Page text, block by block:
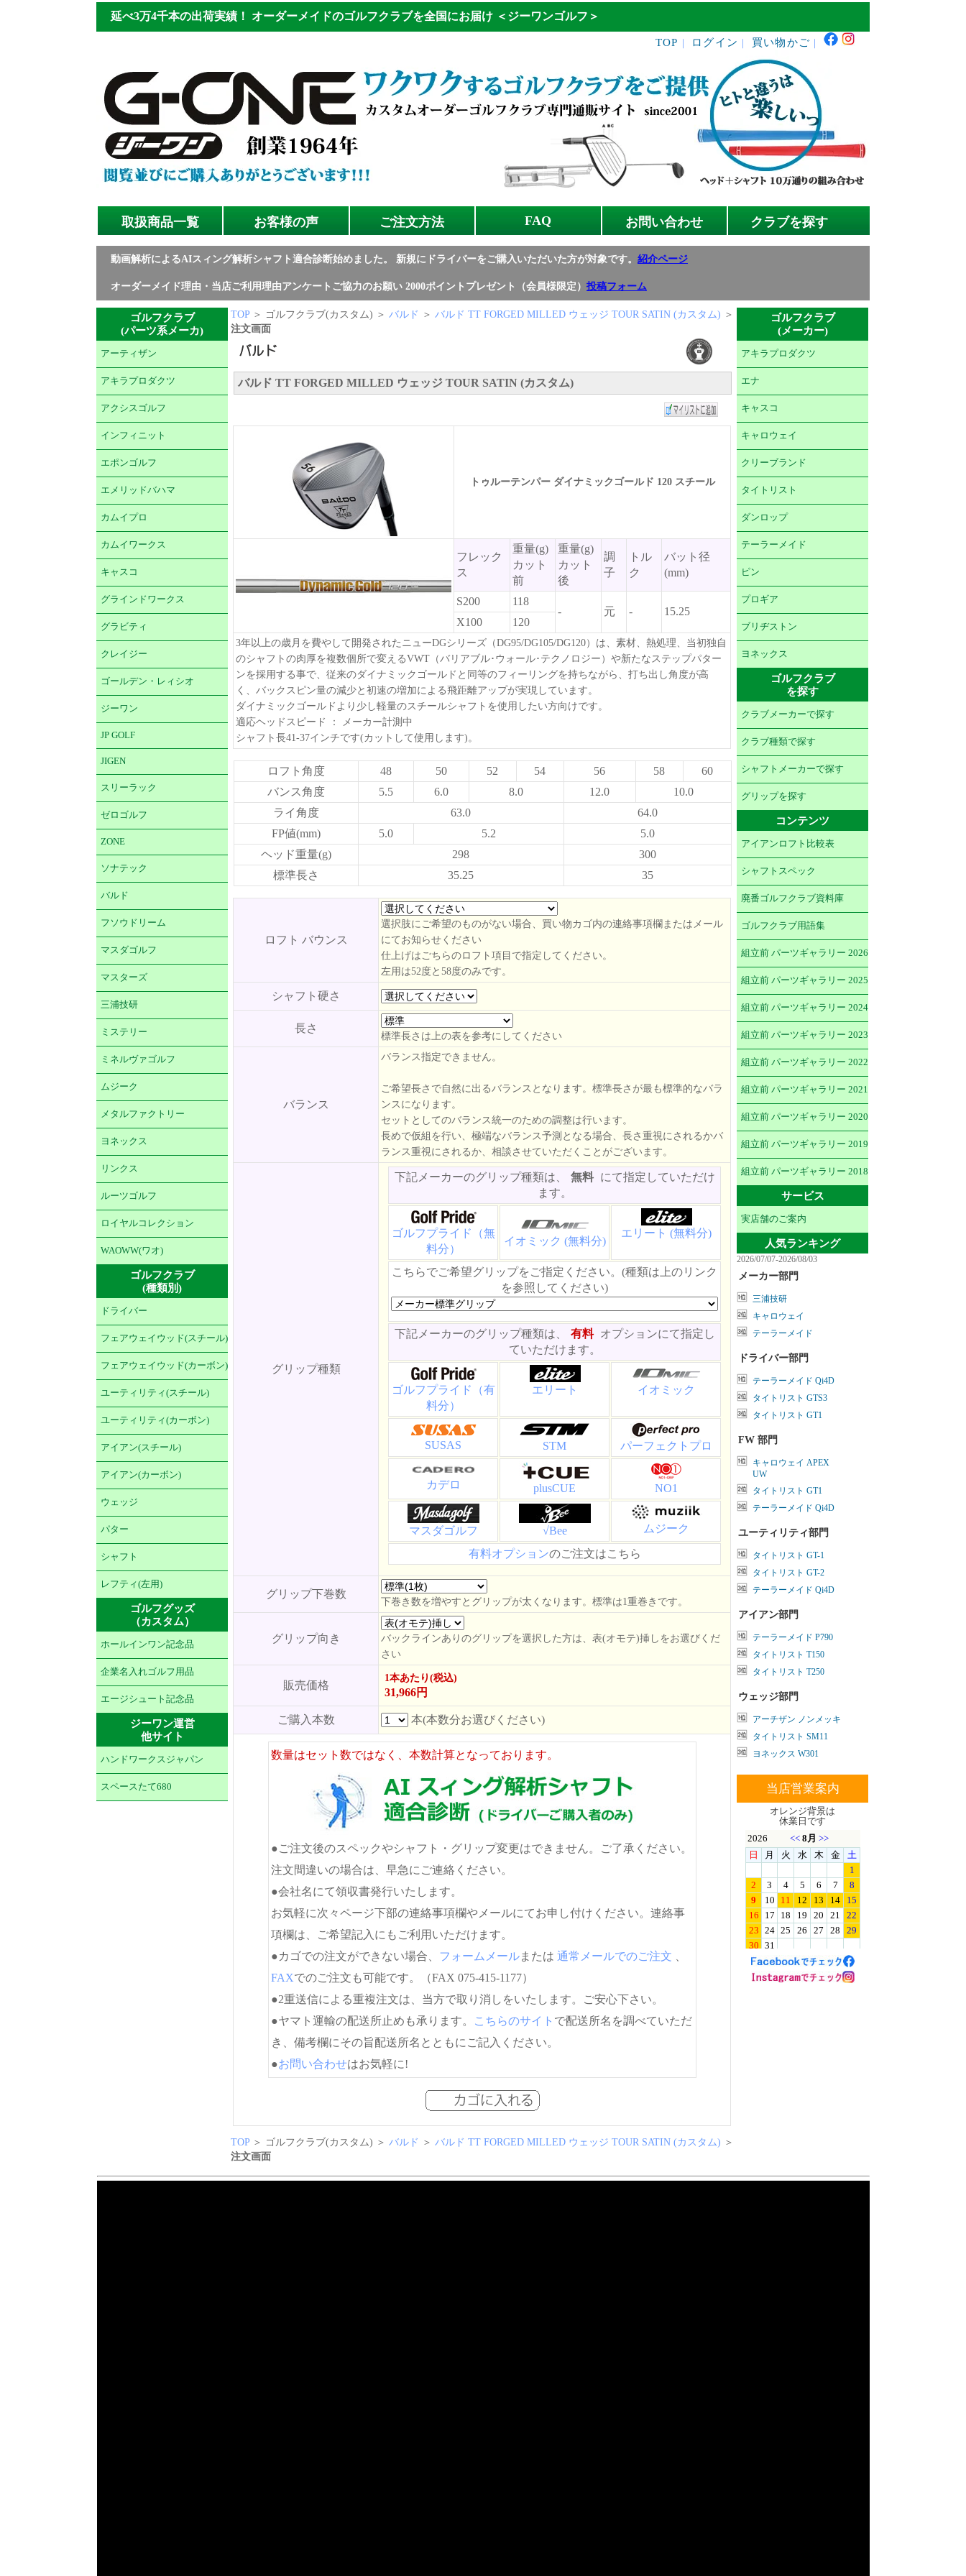
延べ3万4千本の出荷実績！ オーダーメイドのゴルフクラブを全国にお届け ＜ジーワンゴルフ＞
TOP ログイン 買い物かご
取扱商品一覧 お客様の声 ご注文方法 FAQ お問い合わせ クラブを探す
動画解析によるAIスィング解析シャフト適合診断始めました。 新規にドライバーをご購入いただいた方が対象です。 紹介ページ
オーダーメイド理由・当店ご利用理由アンケートご協力のお願い 2000ポイントプレゼント（会員様限定） 投稿フォーム
ゴルフクラブ
(パーツ系メーカ)
アーティザン
アキラプロダクツ
アクシスゴルフ
インフィニット
エポンゴルフ
エメリッドバハマ
カムイプロ
カムイワークス
キャスコ
グラインドワークス
グラビティ
クレイジー
ゴールデン・レィシオ
ジーワン
JP GOLF
JIGEN
スリーラック
ゼロゴルフ
ZONE
ソナテック
バルド
フソウドリーム
マスダゴルフ
マスターズ
三浦技研
ミステリー
ミネルヴァゴルフ
ムジーク
メタルファクトリー
ヨネックス
リンクス
ルーツゴルフ
ロイヤルコレクション
WAOWW(ワオ)
ゴルフクラブ
(種類別)
ドライバー
フェアウェイウッド(スチール)
フェアウェイウッド(カーボン)
ユーティリティ(スチール)
ユーティリティ(カーボン)
アイアン(スチール)
アイアン(カーボン)
ウェッジ
パター
シャフト
レフティ(左用)
ゴルフグッズ
（カスタム）
ホールインワン記念品
企業名入れゴルフ用品
エージシュート記念品
ジーワン運営
他サイト
ハンドワークスジャパン
スペースたて680
TOP ＞ ゴルフクラブ(カスタム) ＞ バルド ＞ バルド TT FORGED MILLED ウェッジ TOUR SATIN (カスタム) ＞
注文画面
バルド TT FORGED MILLED ウェッジ TOUR SATIN (カスタム)
トゥルーテンパー ダイナミックゴールド 120 スチール
フレック
ス
重量(g)
カット
前
重量(g)
カット
後
調
子
トル
ク
バット径
(mm)
S200
118
-
元 -
15.25
X100
120
3年以上の歳月を費やして開発されたニューDGシリーズ（DG95/DG105/DG120）は、素材、熱処理、当初独自
のシャフトの肉厚を複数個所で変えるVWT（バリアブル･ウォール･テクノロジー）や新たなステップパター
ンを採用する事で、従来のダイナミックゴールドと同等のフィーリングを持ちながら、打ち出し角度が高
く、バックスピン量の減少と初速の増加による飛距離アップが実現しています。
ダイナミックゴールドより少し軽量のスチールシャフトを使用したい方向けです。
適応ヘッドスピード ： メーカー計測中
シャフト長41-37インチです(カットして使用します)。
ロフト角度 48 50 52 54 56 58
60
バンス角度
5.5 6.0 8.0 12.0
10.0
ライ角度
63.0
64.0
FP値(mm)
5.0 5.2
5.0
ヘッド重量(g)
298
300
標準長さ
35.25 35
ロフト バウンス
選択肢にご希望のものがない場合、買い物カゴ内の連絡事項欄またはメール
にてお知らせください
仕上げはごちらのロフト項目で指定してください。
左用は52度と58度のみです。
シャフト硬さ
長さ
標準長さは上の表を参考にしてください
バランス
バランス指定できません。
ご希望長さで自然に出るバランスとなります。標準長さが最も標準的なバラ
ンスになります。
セットとしてのバランス統一のための調整は行います。
長めで仮組を行い、極端なバランス予測となる場合、長さ重視にされるかバ
ランス重視にされるか、相談させていただくことがございます。
グリップ種類
下記メーカーのグリップ種類は、 無料
にて指定していただけ
ます。
ゴルフプライド（無
料分）
イオミック (無料分)
エリート (無料分)
こちらでご希望グリップをご指定ください。(種類は上のリンク
を参照してください)
下記メーカーのグリップ種類は、 有料
オプションにて指定し
ていただけます。
ゴルフプライド（有
料分）
エリート イオミック
SUSAS STM パーフェクトプロ
カデロ plusCUE NO1
マスダゴルフ √Bee ムジーク
有料オプションのご注文はこちら
グリップ下巻数
下巻き数を増やすとグリップが太くなります。標準は1重巻きです。
グリップ向き
バックラインありのグリップを選択した方は、表(オモテ)挿しをお選びくだ
さい
販売価格
1本あたり(税込)
31,966円
ご購入本数 本(本数分お選びください)
数量はセット数ではなく、本数計算となっております。
●ご注文後のスペックやシャフト・グリップ変更はできません。ご了承ください。
注文間違いの場合は、早急にご連絡ください。
●会社名にて領収書発行いたします。
お気軽に次々ページ下部の連絡事項欄やメールにてお申し付けください。連絡事
項欄は、ご希望記入にもご利用いただけます。
●カゴでの注文ができない場合、 フォームメールまたは 通常メールでのご注文
FAXでのご注文も可能です。（FAX 075-415-1177）
●2重送信による重複注文は、当方で取り消しをいたします。ご安心下さい。
●ヤマト運輸の配送所止めも承ります。
こちらのサイト で配送所名を調べていただ
き、備考欄にその旨配送所名とともにご記入ください。
●お問い合わせはお気軽に!
TOP ＞ ゴルフクラブ(カスタム) ＞ バルド ＞ バルド TT FORGED MILLED ウェッジ TOUR SATIN (カスタム) ＞
注文画面
ゴルフクラブ
(メーカー)
アキラプロダクツ
エナ
キャスコ
キャロウェイ
クリーブランド
タイトリスト
ダンロップ
テーラーメイド
ピン
プロギア
ブリヂストン
ヨネックス
ゴルフクラブ
を探す
クラブメーカーで探す
クラブ種類で探す
シャフトメーカーで探す
グリップを探す
コンテンツ
アイアンロフト比較表
シャフトスペック
廃番ゴルフクラブ資料庫
ゴルフクラブ用語集
組立前 パーツギャラリー 2026
組立前 パーツギャラリー 2025
組立前 パーツギャラリー 2024
組立前 パーツギャラリー 2023
組立前 パーツギャラリー 2022
組立前 パーツギャラリー 2021
組立前 パーツギャラリー 2020
組立前 パーツギャラリー 2019
組立前 パーツギャラリー 2018
サービス
実店舗のご案内
人気ランキング
2026/07/07-2026/08/03
メーカー部門
三浦技研
キャロウェイ
テーラーメイド
ドライバー部門
テーラーメイド Qi4D
タイトリスト GTS3
タイトリスト GT1
FW 部門
キャロウェイ APEX
UW
タイトリスト GT1
テーラーメイド Qi4D
ユーティリティ部門
タイトリスト GT-1
タイトリスト GT-2
テーラーメイド Qi4D
アイアン部門
テーラーメイド P790
タイトリスト T150
タイトリスト T250
ウェッジ部門
アーチザン ノンメッキ
タイトリスト SM11
ヨネックス W301
当店営業案内
オレンジ背景は
休業日です